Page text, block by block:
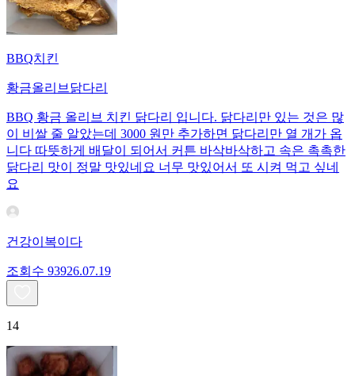
BBQ치킨
황금올리브닭다리
BBQ 황금 올리브 치킨 닭다리 입니다. 닭다리만 있는 것은 많
이 비쌀 줄 알았는데 3000 원만 추가하면 닭다리만 열 개가 옵
니다 따뜻하게 배달이 되어서 커튼 바삭바삭하고 속은 촉촉한
닭다리 맛이 정말 맛있네요 너무 맛있어서 또 시켜 먹고 싶네
요
건강이복이다
조회수 93926.07.19
14